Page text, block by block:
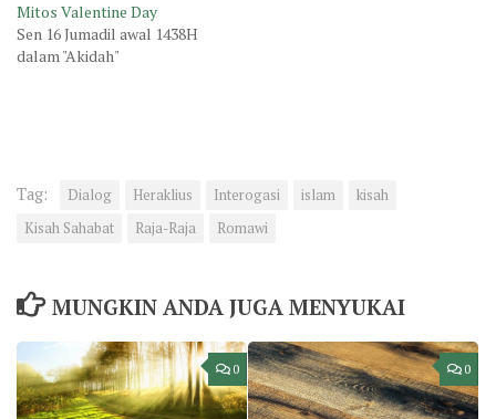
Mitos Valentine Day
Sen 16 Jumadil awal 1438H
dalam "Akidah"
Tag: Dialog Heraklius Interogasi islam
kisah
Kisah Sahabat
Raja-Raja Romawi
MUNGKIN ANDA JUGA MENYUKAI
0 0